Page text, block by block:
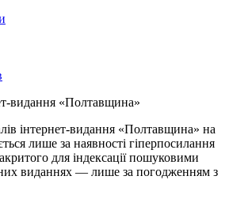
видання «Полтавщина»
інтернет-видання «Полтавщина» на
лише за наявності гіперпосилання
для індексації пошуковими
виданнях — лише за погодженням з